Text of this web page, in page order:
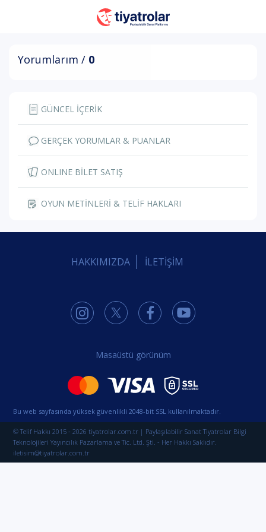
Yorumlarım / 0
GÜNCEL İÇERİK
GERÇEK YORUMLAR & PUANLAR
ONLINE BİLET SATIŞ
OYUN METİNLERİ & TELİF HAKLARI
HAKKIMIZDA İLETİŞİM
Masaüstü görünüm
Bu web sayfasında yüksek güvenlikli 2048-bit SSL kullanılmaktadır.
© Telif Hakkı 2015 - 2026 tiyatrolar.com.tr | Paylaşılabilir Sanat Tiyatrolar Bilgi
Teknolojileri Yayıncılık Pazarlama ve Tic. Ltd. Şti. - Her Hakkı Saklıdır.
iletisim@tiyatrolar.com.tr